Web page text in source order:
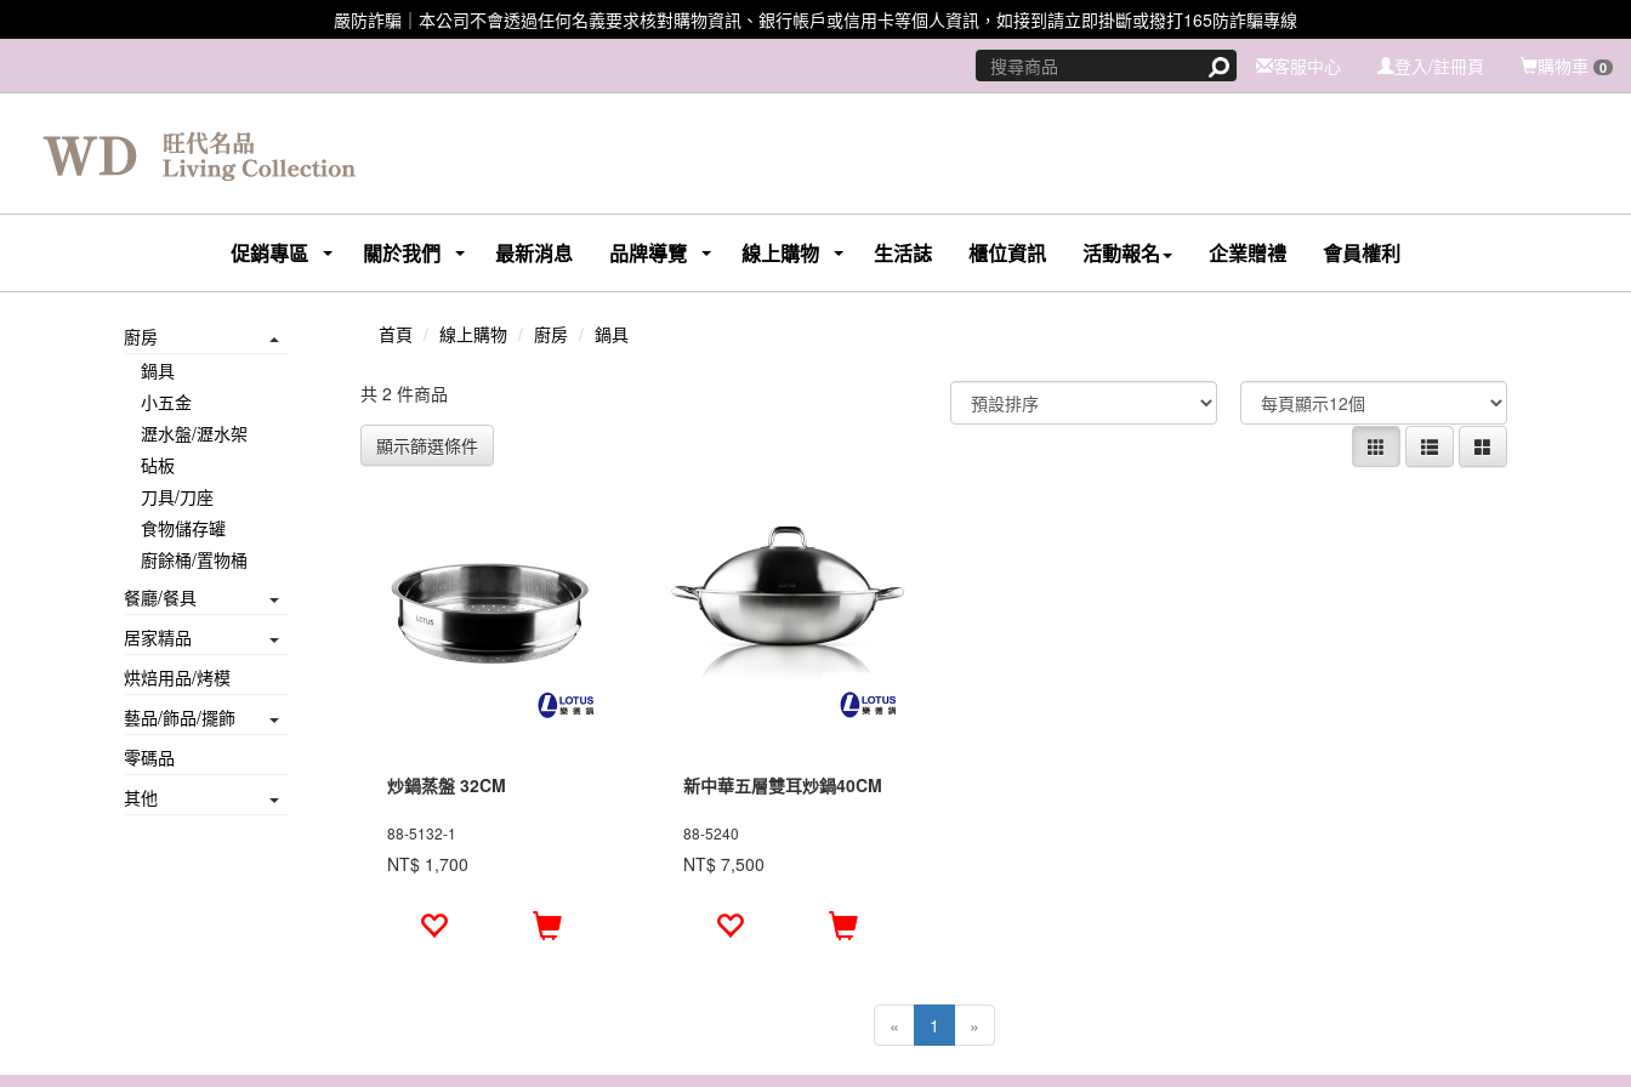
嚴防詐騙｜本公司不會透過任何名義要求核對購物資訊、銀行帳戶或信用卡等個人資訊，如接到請立即掛斷或撥打165防詐騙專線
購物車
0
登入/註冊頁
客服中心
促銷專區 關於我們 最新消息 品牌導覽 線上購物 生活誌 櫃位資訊 活動報名 企業贈禮 會員權利
廚房
鍋具
小五金
瀝水盤/瀝水架
砧板
刀具/刀座
食物儲存罐
廚餘桶/置物桶
餐廳/餐具
居家精品
烘焙用品/烤模
藝品/飾品/擺飾
零碼品
其他
首頁 線上購物 廚房 鍋具
共 2 件商品
顯示篩選條件
炒鍋蒸盤 32CM
88-5132-1
NT$ 1,700
新中華五層雙耳炒鍋40CM
88-5240
NT$ 7,500
« 1 »